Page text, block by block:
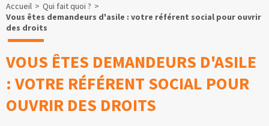
Accueil
Qui fait quoi ?
Vous êtes demandeurs d'asile : votre référent social pour ouvrir
des droits
VOUS ÊTES DEMANDEURS D'ASILE
: VOTRE RÉFÉRENT SOCIAL POUR
OUVRIR DES DROITS